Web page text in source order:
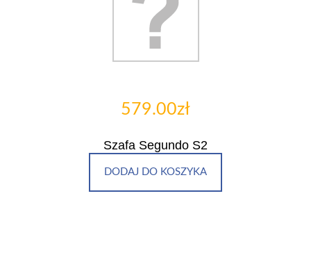
579.00zł
Szafa Segundo S2
DODAJ DO KOSZYKA